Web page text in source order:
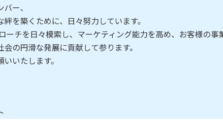
ー、
を築くために、日々努力しています。
ーチを日々模索し、マーケティング能力を高め、お客様の事
の円滑な発展に貢献して参ります。
いたします。